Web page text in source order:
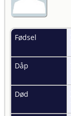
Fødsel
Dåp
Død